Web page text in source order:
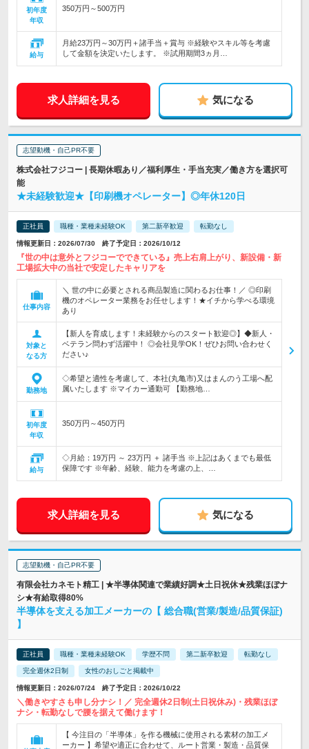
初年度
年収
350万円～500万円
給与
月給23万円～30万円＋諸手当＋賞与 ※経験やスキル等を考慮
して金額を決定いたします。 ※試用期間3ヵ月…
求人詳細を見る 気になる
志望動機・自己PR不要
株式会社フジコー | 長期休暇あり／福利厚生・手当充実／働き方を選択可
能
★未経験歓迎★【印刷機オペレーター】◎年休120日
正社員 職種・業種未経験OK 第二新卒歓迎 転勤なし
情報更新日：2026/07/30 終了予定日：2026/10/12
『世の中は意外とフジコーでできている』売上右肩上がり、新設備・新
工場拡大中の当社で安定したキャリアを
仕事内容
＼ 世の中に必要とされる商品製造に関わるお仕事！／ ◎印刷
機のオペレーター業務をお任せします！★イチから学べる環境
あり
対象と
なる方
【新人を育成します！未経験からのスタート歓迎◎】◆新人・
ベテラン問わず活躍中！ ◎会社見学OK！ぜひお問い合わせく
ださい♪
勤務地
◇希望と適性を考慮して、本社(丸亀市)又はまんのう工場へ配
属いたします ※マイカー通勤可 【勤務地…
初年度
年収
350万円～450万円
給与
◇月給：19万円 ～ 23万円 ＋ 諸手当 ※上記はあくまでも最低
保障です ※年齢、経験、能力を考慮の上、…
求人詳細を見る 気になる
志望動機・自己PR不要
有限会社カネモト精工 | ★半導体関連で業績好調★土日祝休★残業ほぼナ
シ★有給取得80%
半導体を支える加工メーカーの【 総合職(営業/製造/品質保証)
】
正社員 職種・業種未経験OK 学歴不問 第二新卒歓迎 転勤なし
完全週休2日制 女性のおしごと掲載中
情報更新日：2026/07/24 終了予定日：2026/10/22
＼働きやすさも申し分ナシ！／ 完全週休2日制(土日祝休み)・残業ほぼ
ナシ・転勤なしで腰を据えて働けます！
【 今注目の「半導体」を作る機械に使用される素材の加工メ
ーカー 】希望や適正に合わせて、ルート営業・製造・品質保